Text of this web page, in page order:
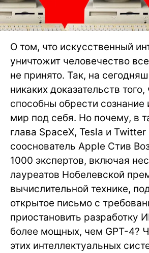
О том, что искусственный
уничтожит человечество
не принято. Так, на
никаких доказательств
способны обрести сознание
мир под себя. Но почему, в
глава SpaceX, Tesla и
сооснователь Apple Стив
1000 экспертов, включая
лауреатов Нобелевской
вычислительной технике,
открытое письмо с
приостановить разработку
более мощных, чем GPT-4?
этих интеллектуальных